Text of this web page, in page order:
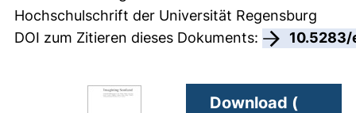
Hochschulschrift der Universität Regensburg
DOI zum Zitieren dieses Dokuments:
10.5283/
Download (